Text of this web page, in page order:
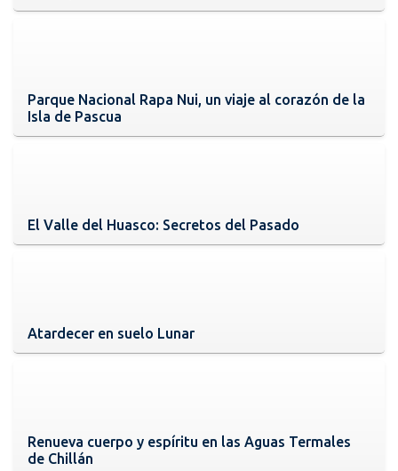
Parque Nacional Rapa Nui, un viaje al corazón de la
Isla de Pascua
El Valle del Huasco: Secretos del Pasado
Atardecer en suelo Lunar
Renueva cuerpo y espíritu en las Aguas Termales
de Chillán